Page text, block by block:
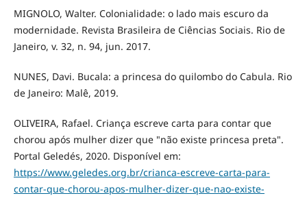
MIGNOLO, Walter. Colonialidade: o lado mais escuro da
modernidade. Revista Brasileira de Ciências Sociais. Rio de
Janeiro, v. 32, n. 94, jun. 2017.
NUNES, Davi. Bucala: a princesa do quilombo do Cabula. Rio
de Janeiro: Malê, 2019.
OLIVEIRA, Rafael. Criança escreve carta para contar que
chorou após mulher dizer que "não existe princesa preta".
Portal Geledés, 2020. Disponível em:
https://www.geledes.org.br/crianca-escreve-carta-para-
contar-que-chorou-apos-mulher-dizer-que-nao-existe-